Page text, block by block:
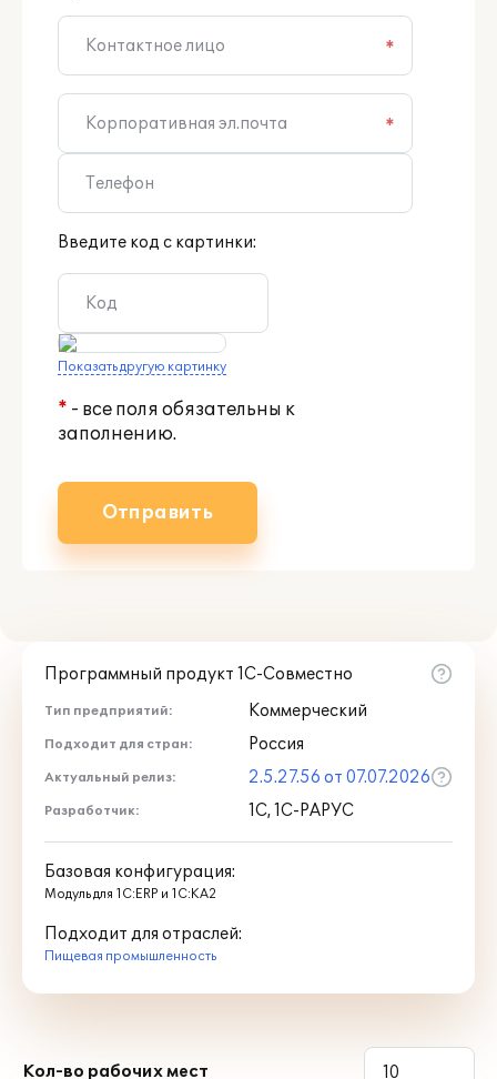
*
*
Введите код с картинки:
Показать другую картинку
* - все поля обязательны к
заполнению.
Отправить
Программный продукт 1С-Совместно
Тип предприятий: Коммерческий
Подходит для стран: Россия
Актуальный релиз: 2.5.27.56 от 07.07.2026
Разработчик: 1С, 1С-РАРУС
Базовая конфигурация:
Модуль для 1С:ERP и 1С:КА2
Подходит для отраслей:
Пищевая промышленность
Кол-во рабочих мест